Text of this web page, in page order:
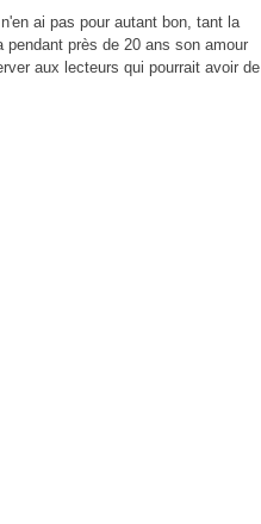
ai pas pour autant bon, tant la
pendant près de 20 ans son amour
aux lecteurs qui pourrait avoir de